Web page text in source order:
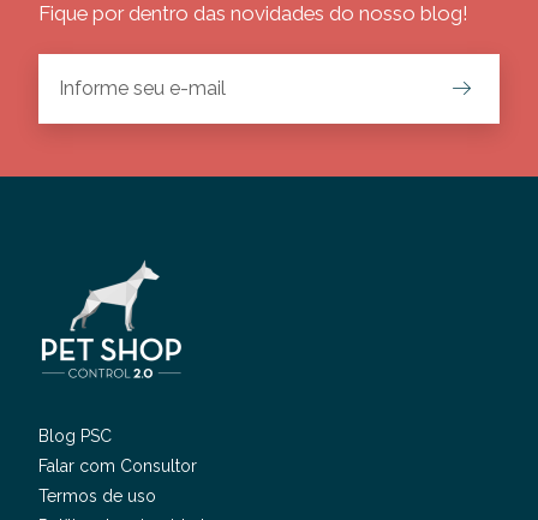
Fique por dentro das novidades do nosso blog!
Blog PSC
Falar com Consultor
Termos de uso